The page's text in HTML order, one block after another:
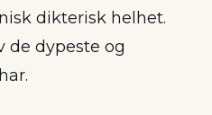
dikterisk helhet.
de dypeste og